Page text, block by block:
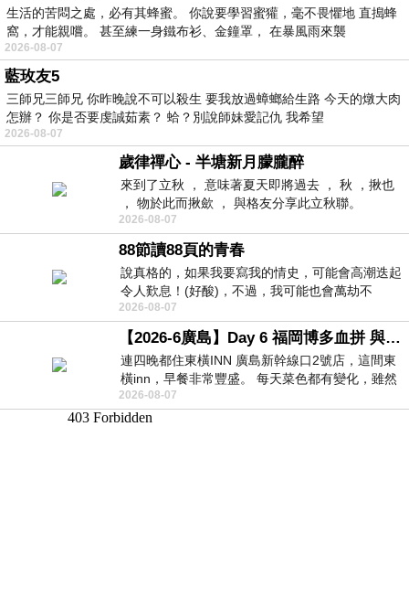
生活的苦悶之處，必有其蜂蜜。 你說要學習蜜獾，毫不畏懼地 直搗蜂
窩，才能親嚐。 甚至練一身鐵布衫、金鐘罩， 在暴風雨來襲
2026-08-07
藍玫友5
三師兄三師兄 你昨晚說不可以殺生 要我放過蟑螂給生路 今天的燉大肉
怎辦？ 你是否要虔誠茹素？ 蛤？別說師妹愛記仇 我希望
2026-08-07
歲律禪心 - 半塘新月朦朧醉
來到了立秋 ， 意味著夏天即將過去 ， 秋 ，揪也
， 物於此而揪歛 ， 與格友分享此立秋聯。
2026-08-07
88節讀88頁的青春
說真格的，如果我要寫我的情史，可能會高潮迭起
令人歎息！(好酸)，不過，我可能也會萬劫不
復...，每天跪鍵盤還是被判了花心的罪
2026-08-07
【2026-6廣島】Day 6 福岡博多血拼 與機場接送少年司機深夜對談
連四晚都住東橫INN 廣島新幹線口2號店，這間東
橫inn，早餐非常豐盛。 每天菜色都有變化，雖然
看到工作人員拿出料理包加熱，但
2026-08-07